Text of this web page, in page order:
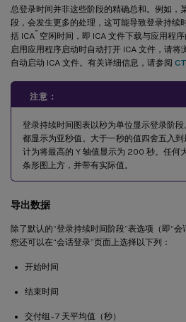
总登录时间并非这些阶段的精确总和。例如，
段，会发生更多的处理，这可能导致登录持续
括 ICA®
空闲时间，即 ICA 文件下载与应用程
启用应用程序启动时自动打开 ICA 文件，请将
自动启动 ICA 文件。有关详细信息，请参阅
注意：
登录持续时间图表以秒为单位显示登录阶
都显示为亚秒值。大于一秒的值四舍五入
计为将最高的 Y 轴值显示为 200 秒。任何
条形图上方，并带有实际值。
导出数据
除了默认的“登录持续时间阶段”表选项（即“会
您还可以在“会话登录”页面上选择以下列：
开始时间
结束时间
交付组 - 7 天平均值（秒）